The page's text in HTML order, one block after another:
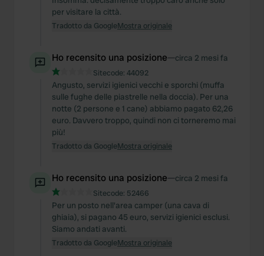
per visitare la città.
Tradotto da GoogleMostra originale
Ho recensito una posizione—circa 2 mesi fa
Sitecode: 44092
Angusto, servizi igienici vecchi e sporchi (muffa
sulle fughe delle piastrelle nella doccia). Per una
notte (2 persone e 1 cane) abbiamo pagato 62,26
euro. Davvero troppo, quindi non ci torneremo mai
più!
Tradotto da GoogleMostra originale
Ho recensito una posizione—circa 2 mesi fa
Sitecode: 52466
Per un posto nell'area camper (una cava di
ghiaia), si pagano 45 euro, servizi igienici esclusi.
Siamo andati avanti.
Tradotto da GoogleMostra originale